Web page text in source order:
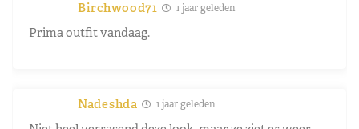
Birchwood71 1 jaar geleden
Prima outfit vandaag.
Nadeshda 1 jaar geleden